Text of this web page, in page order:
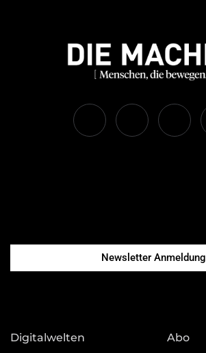
Newsletter Anmeldung
Digitalwelten
Abo